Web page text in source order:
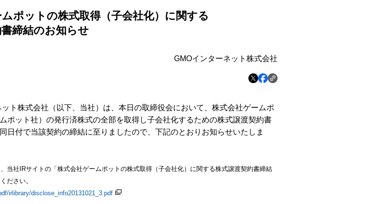
ポットの株式取得（子会社化）に関する
締結のお知らせ
GMOインターネット株式会社
ト株式会社（以下、当社）は、本日の取締役会において、株式会社ゲームポ
ポット社）の発行済株式の全部を取得し子会社化するための株式譲渡契約書
日付で当該契約の締結に至りましたので、下記のとおりお知らせいたしま
当社IRサイトの「株式会社ゲームポットの株式取得（子会社化）に関する株式譲渡契約書締結
ださい。
irlibrary/disclose_info20131021_3.pdf